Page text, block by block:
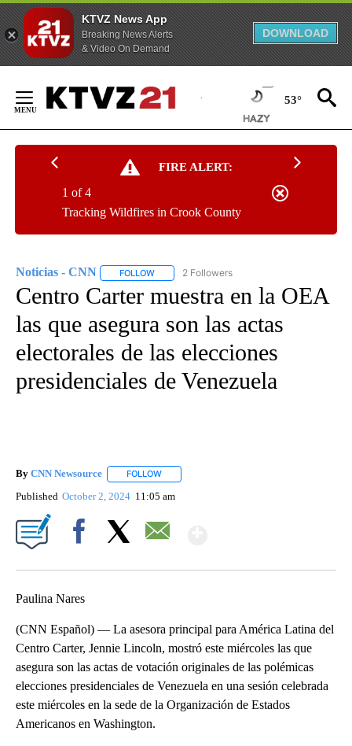
KTVZ News App
Breaking News Alerts
& Video On Demand
DOWNLOAD
Content
53°
FIRE ALERT:
Tracking Wildfires in Crook County
1 of 4
Noticias - CNN FOLLOW FOLLOW "NOTICIAS - CNN" TO RECEIVE
2 Followers
Centro Carter muestra en la OEA
las que asegura son las actas
electorales de las elecciones
presidenciales de Venezuela
By CNN Newsource FOLLOW
Published October 2, 2024 11:05 am
Paulina Nares
(CNN Español) — La asesora principal para América Latina del
Centro Carter, Jennie Lincoln, mostró este miércoles las que
asegura son las actas de votación originales de las polémicas
elecciones presidenciales de Venezuela en una sesión celebrada
este miércoles en la sede de la Organización de Estados
Americanos en Washington.